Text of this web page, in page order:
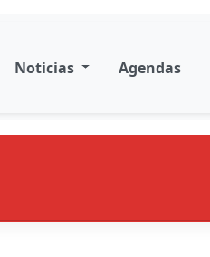
Noticias Agendas